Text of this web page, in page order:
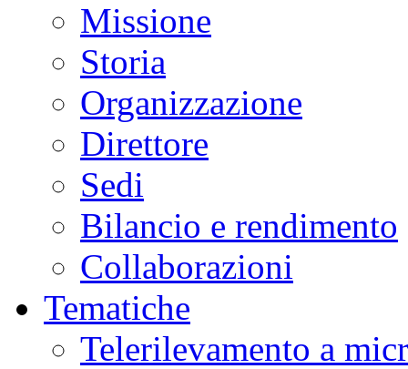
Missione
Storia
Organizzazione
Direttore
Sedi
Bilancio e rendimento
Collaborazioni
Tematiche
Telerilevamento a